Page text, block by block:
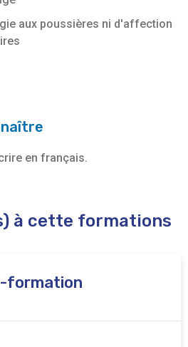
aux poussières ni d'affection
en français.
à cette formations
formation